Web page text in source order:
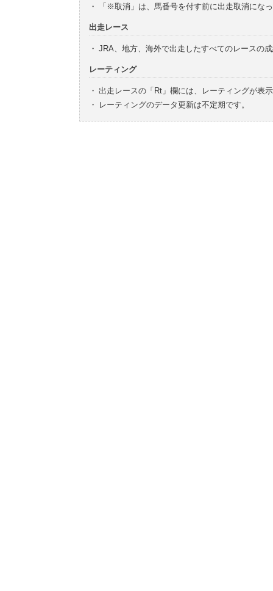
・ 「※取消」は、馬番号を付す前に出走取消にな
出走レース
・ JRA、地方、海外で出走したすべてのレースの
レーティング
・ 出走レースの「Rt」欄には、レーティングが表
・
レーティングのデータ更新は不定期です。